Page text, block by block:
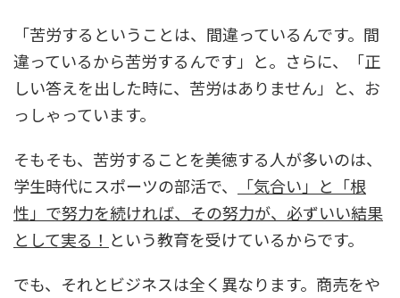
「苦労するということは、間違っているんです。間
違っているから苦労するんです」と。さらに、「正
しい答えを出した時に、苦労はありません」と、お
っしゃっています。
そもそも、苦労することを美徳する人が多いのは、
学生時代にスポーツの部活で、
「気合い」と「根
性」で努力を続ければ、その努力が、必ずいい結果
として実る！ という教育を受けているからです。
でも、それとビジネスは全く異なります。商売をや